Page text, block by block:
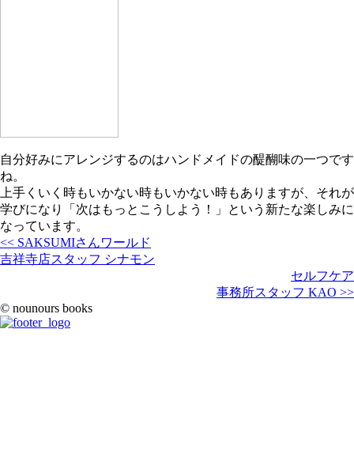
自分好みにアレンジするのはハンドメイドの醍醐味の一つです
ね。
上手くいく時もいかない時もいかない時もありますが、それが
学びになり「次はもっとこうしよう！」という新たな楽しみに
なっています。
<< SAKSUMIさんワールド
吉祥寺店スタッフ シナモン
セルフケア
事務所スタッフ KAO >>
© nounours books